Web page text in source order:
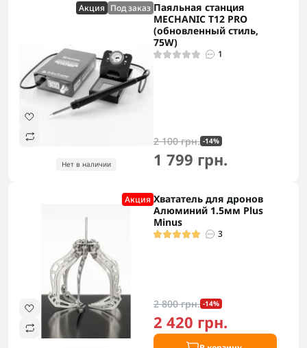
Акция Под заказ
Нет в наличии
Паяльная станция
MECHANIC T12 PRO
(обновленный стиль,
75W)
1
2 100 грн. -14%
1 799 грн.
Акция Хвататель для дронов
Алюминий 1.5мм Plus
Minus
3
2 800 грн. -14%
2 420 грн.